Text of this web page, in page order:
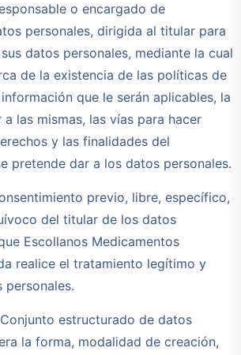
o encargado de
personales, dirigida al titular para
datos personales, mediante la cual
de la existencia de las políticas de
que le serán aplicables, la
las mismas, las vías para hacer
y las finalidades del
pretende dar a los datos personales.
previo, libre, específico,
del titular de los datos
Escollanos Medicamentos
realice el tratamiento legítimo y
estructurado de datos
la forma, modalidad de creación,